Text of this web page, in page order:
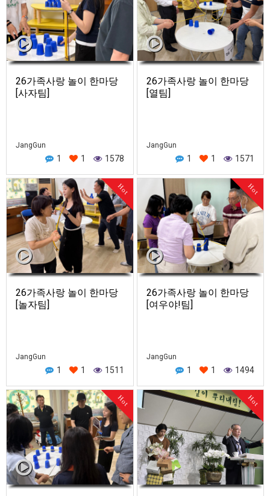
26가족사랑 놀이 한마당
[사자팀]
JangGun
1 1 1578
26가족사랑 놀이 한마당
[열팀]
JangGun
1 1 1571
Hot
26가족사랑 놀이 한마당
[놀자팀]
JangGun
1 1 1511
Hot
26가족사랑 놀이 한마당
[여우야!팀]
JangGun
1 1 1494
Hot Hot